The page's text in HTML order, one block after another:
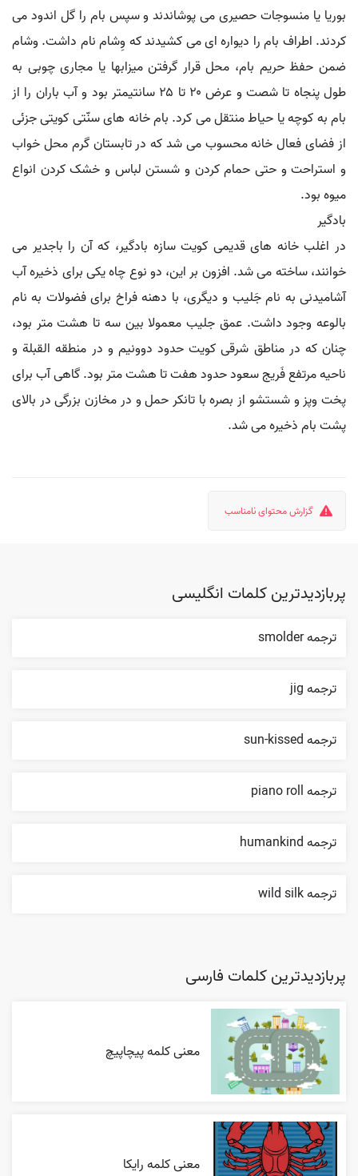
بوریا یا منسوجات حصیری می پوشاندند و سپس بام را گل اندود می
کردند. اطراف بام را دیواره ای می کشیدند که وِشام نام داشت. وشام
ضمن حفظ حریم بام، محل قرار گرفتن میزابها یا مجاری چوبی به
طول پنجاه تا شصت و عرض ۲۰ تا ۲۵ سانتیمتر بود و آب باران را از
بام به کوچه یا حیاط منتقل می کرد. بام خانه های سنّتی کویتی جزئی
از فضای فعال خانه محسوب می شد که در تابستان گرم محل خواب
و استراحت و حتی حمام کردن و شستن لباس و خشک کردن انواع
میوه بود.
بادگیر
در اغلب خانه های قدیمی کویت سازه بادگیر، که آن را باجدیر می
خوانند، ساخته می شد. افزون بر این، دو نوع چاه یکی برای ذخیره آب
آشامیدنی به نام جَلیب و دیگری، با دهنه فراخ برای فضولات به نام
بالوعه وجود داشت. عمق جلیب معمولا بین سه تا هشت متر بود،
چنان که در مناطق شرقی کویت حدود دوونیم و در منطقه القبلة و
ناحیه مرتفع فَریج سعود حدود هفت تا هشت متر بود. گاهی آب برای
پخت وپز و شستشو از بصره با تانکر حمل و در مخازن بزرگی در بالای
پشت بام ذخیره می شد.
گزارش محتوای نامناسب
پربازدیدترین کلمات انگلیسی
ترجمه smolder
ترجمه jig
ترجمه sun-kissed
ترجمه piano roll
ترجمه humankind
ترجمه wild silk
پربازدیدترین کلمات فارسی
معنی کلمه پیچاپیچ
معنی کلمه رایکا